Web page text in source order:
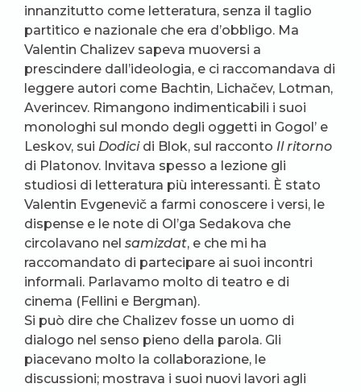
innanzitutto come letteratura, senza il taglio
partitico e nazionale che era d’obbligo. Ma
Valentin Chalizev sapeva muoversi a
prescindere dall’ideologia, e ci raccomandava di
leggere autori come Bachtin, Lichačev, Lotman,
Averincev. Rimangono indimenticabili i suoi
monologhi sul mondo degli oggetti in Gogol’ e
Leskov, sui Dodicidi Blok, sul racconto Il ritorno
di Platonov. Invitava spesso a lezione gli
studiosi di letteratura più interessanti. È stato
Valentin Evgenevič a farmi conoscere i versi, le
dispense e le note di Ol’ga Sedakova che
circolavano nel samizdat, e che mi ha
raccomandato di partecipare ai suoi incontri
informali. Parlavamo molto di teatro e di
cinema (Fellini e Bergman).
Si può dire che Chalizev fosse un uomo di
dialogo nel senso pieno della parola. Gli
piacevano molto la collaborazione, le
discussioni; mostrava i suoi nuovi lavori agli